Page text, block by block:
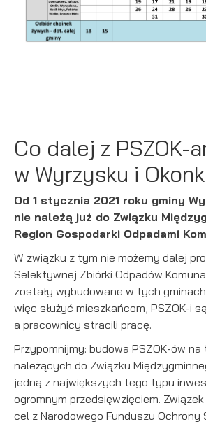
Co dalej z PSZOK-
w Wyrzysku i
Od 1 stycznia 2021 roku gminy
nie należą już do Związku
Region Gospodarki Odpadami
W związku z tym nie możemy dalej
Selektywnej Zbiórki Odpadów
zostały wybudowane w tych
więc służyć mieszkańcom, PSZOK-i
a pracownicy stracili pracę.
Przypomnijmy: budowa PSZOK-ów na
należących do Związku
jedną z największych tego typu
ogromnym przedsięwzięciem.
cel z Narodowego Funduszu Ochrony
podmiotów trzecich lub firm będących
oraz innych dostawców usług. Firmy te
pośredników prezentujących nasze treści
wiadomości, ofert, komunikatów mediów